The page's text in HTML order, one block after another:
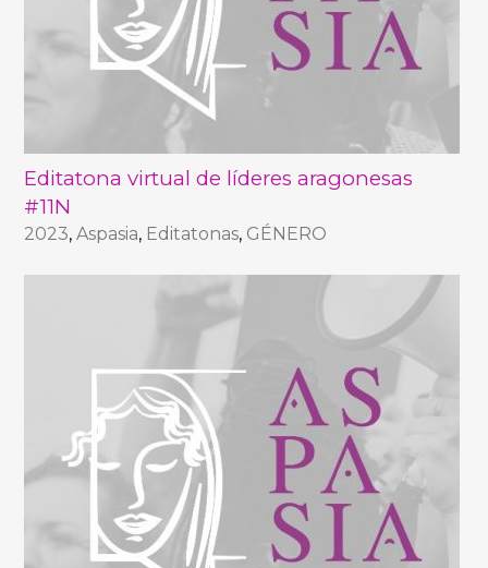
Editatona virtual de líderes aragonesas
#11N
2023,Aspasia, Editatonas, GÉNERO